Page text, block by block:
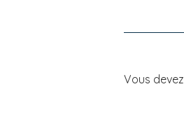
Vous devez